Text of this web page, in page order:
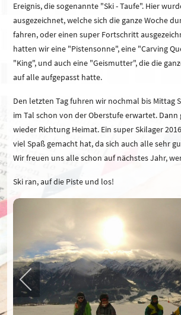
Ereignis, die sogenannte "Ski - Taufe". Hier
ausgezeichnet, welche sich die ganze Woche
fahren, oder einen super Fortschritt
hatten wir eine "Pistensonne", eine "Carving
"King", und auch eine "Geismutter", die die
auf alle aufgepasst hatte.
Den letzten Tag fuhren wir nochmal bis Mittag
im Tal schon von der Oberstufe erwartet. Dann
wieder Richtung Heimat. Ein super Skilager
viel Spaß gemacht hat, da sich auch alle sehr
Wir freuen uns alle schon auf nächstes Jahr,
Ski ran, auf die Piste und los!